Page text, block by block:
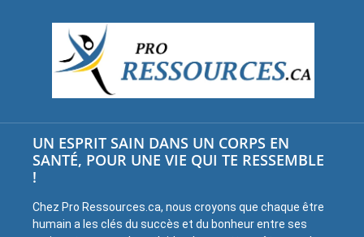
UN ESPRIT SAIN DANS UN CORPS EN
SANTÉ, POUR UNE VIE QUI TE RESSEMBLE
!
Chez Pro Ressources.ca, nous croyons que chaque être
humain a les clés du succès et du bonheur entre ses